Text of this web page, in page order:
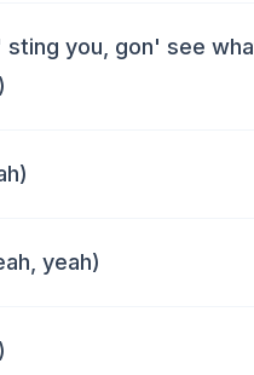
sting you, gon' see
yeah)